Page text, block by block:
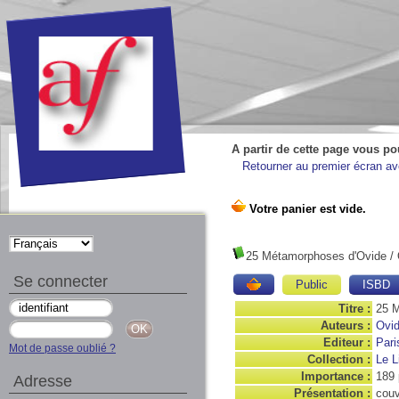
A partir de cette page vous
Retourner au premier écran
25 Métamorphoses d'Ovide /
Public
ISBD
Titre : 25
Auteurs :
Editeur :
Collection : Le
Importance : 189
Présentation :
Se connecter
Mot de passe oublié ?
Adresse